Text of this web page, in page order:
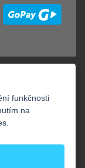
funkčnosti
na